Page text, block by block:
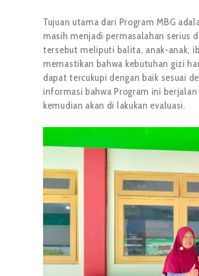
Tujuan utama dari Program MBG
masih menjadi permasalahan serius
tersebut meliputi balita, anak-anak,
memastikan bahwa kebutuhan gizi
dapat tercukupi dengan baik sesuai
informasi bahwa Program ini
kemudian akan di lakukan evaluasi.